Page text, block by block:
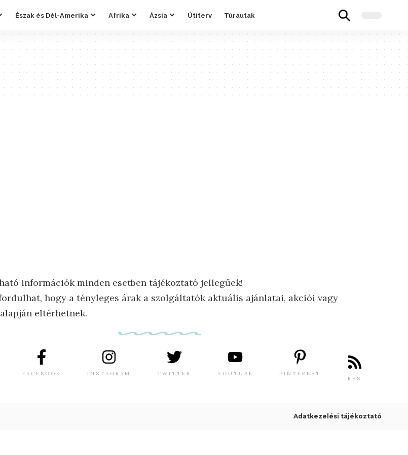
Észak és Dél-Amerika Afrika Ázsia Útiterv Túrautak
információk minden esetben tájékoztató jellegűek!
hogy a tényleges árak a szolgáltatók aktuális ajánlatai, akciói vagy
eltérhetnek.
FACEBOOK INSTAGRAM TWITTER YOUTUBE PINTEREST
RSS
Adatkezelési tájékoztató